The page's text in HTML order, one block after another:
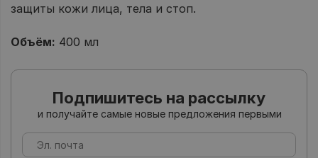
защиты кожи лица, тела и стоп.
Объём: 400 мл
Подпишитесь на рассылку
и получайте самые новые предложения первыми